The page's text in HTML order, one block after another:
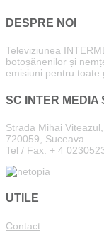
DESPRE NOI
Televiziunea
botoșănenilor și
emisiuni pentru toate
SC INTER MEDIA
Strada Mihai
720059, Suceava
Tel / Fax: + 4
UTILE
Contact